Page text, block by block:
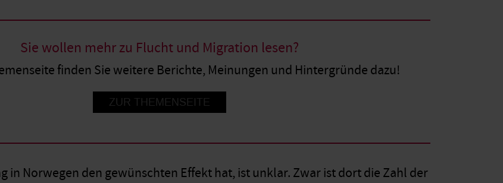
Sie wollen mehr zu Flucht und Migration lesen?
finden Sie weitere Berichte, Meinungen und Hintergründe dazu!
ZUR THEMENSEITE
in Norwegen den gewünschten Effekt hat, ist unklar. Zwar ist dort die Zahl der